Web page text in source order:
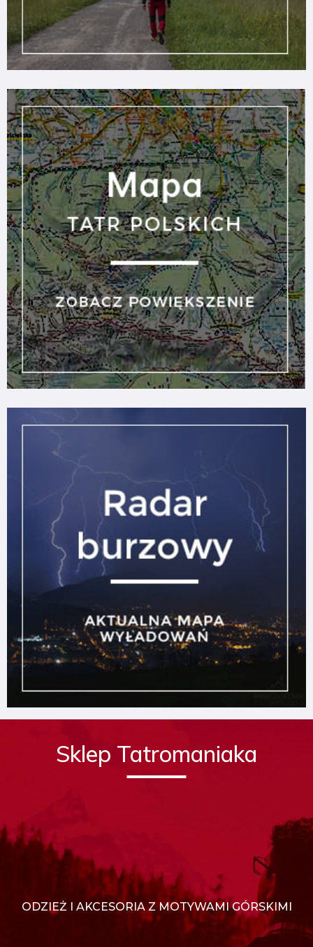
Sklep Tatromaniaka
ODZIEŻ I AKCESORIA Z MOTYWAMI GÓRSKIMI